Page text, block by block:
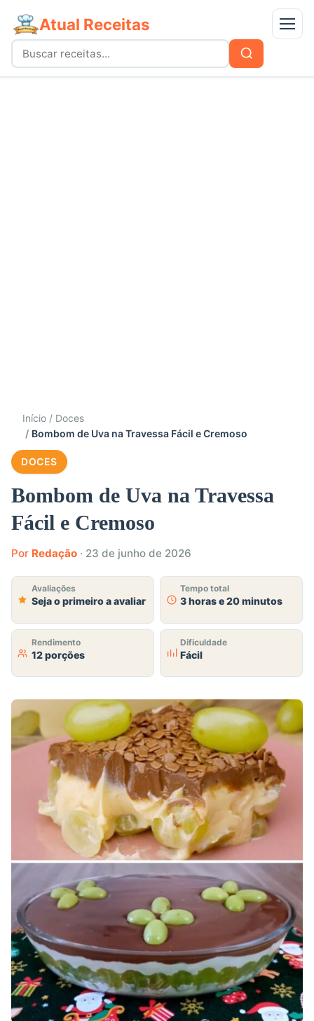
Atual Receitas Menu
Buscar
por:
Buscar
Início
Doces
Bombom de Uva na Travessa Fácil e Cremoso
DOCES
Bombom de Uva na Travessa
Fácil e Cremoso
Por Redação · 23 de junho de 2026
Avaliações
Seja o primeiro a avaliar
Tempo total
3 horas e 20 minutos
Rendimento
12 porções
Dificuldade
Fácil